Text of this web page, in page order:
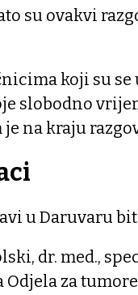
su ovakvi
koji su
slobodno
na kraju
u Daruvaru bit
dr. med.,
za tumore